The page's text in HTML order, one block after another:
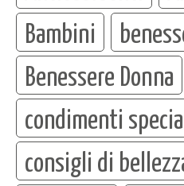
Bambini
Benessere Donna
condimenti
consigli di